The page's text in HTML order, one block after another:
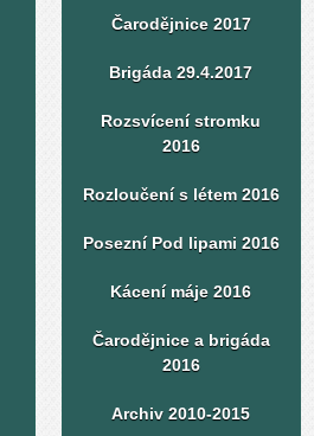
Čarodějnice 2017
Brigáda 29.4.2017
Rozsvícení stromku
2016
Rozloučení s létem 2016
Posezní Pod lipami 2016
Kácení máje 2016
Čarodějnice a brigáda
2016
Archiv 2010-2015